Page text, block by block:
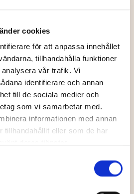
cookies
för att anpassa innehållet
tillhandahålla funktioner
vår trafik. Vi
identifierare och annan
till de sociala medier och
som vi samarbetar med.
informationen med annan
tillhandahållit eller som de har
Mat, dryck
Granö Beckasin
restaurang och
café